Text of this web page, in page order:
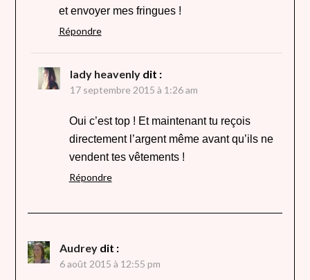
et envoyer mes fringues !
Répondre
lady heavenly dit :
17 septembre 2015 à 1:26 am
Oui c’est top ! Et maintenant tu reçois
directement l’argent même avant qu’ils ne
vendent tes vêtements !
Répondre
Audrey dit :
6 août 2015 à 12:55 pm